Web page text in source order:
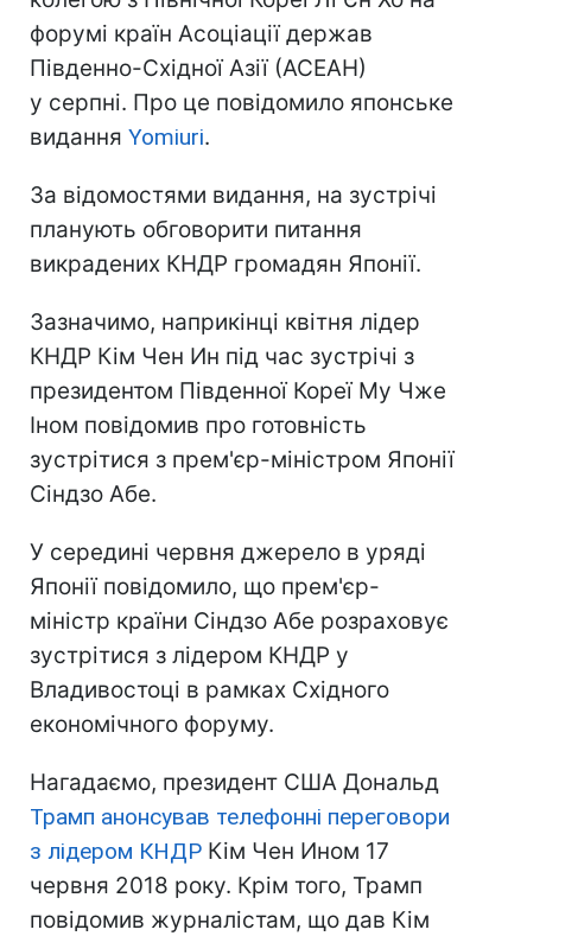
форумі країн Асоціації держав
Південно-Східної Азії (АСЕАН)
у серпні. Про це повідомило японське
видання Yomiuri.
За відомостями видання, на зустрічі
планують обговорити питання
викрадених КНДР громадян Японії.
Зазначимо, наприкінці квітня лідер
КНДР Кім Чен Ин під час зустрічі з
президентом Південної Кореї Му Чже
Іном повідомив про готовність
зустрітися з прем'єр-міністром Японії
Сіндзо Абе.
У середині червня джерело в уряді
Японії повідомило, що прем'єр-
міністр країни Сіндзо Абе розраховує
зустрітися з лідером КНДР у
Владивостоці в рамках Східного
економічного форуму.
Нагадаємо, президент США Дональд
Трамп анонсував телефонні переговори
з лідером КНДР Кім Чен Ином 17
червня 2018 року. Крім того, Трамп
повідомив журналістам, що дав Кім